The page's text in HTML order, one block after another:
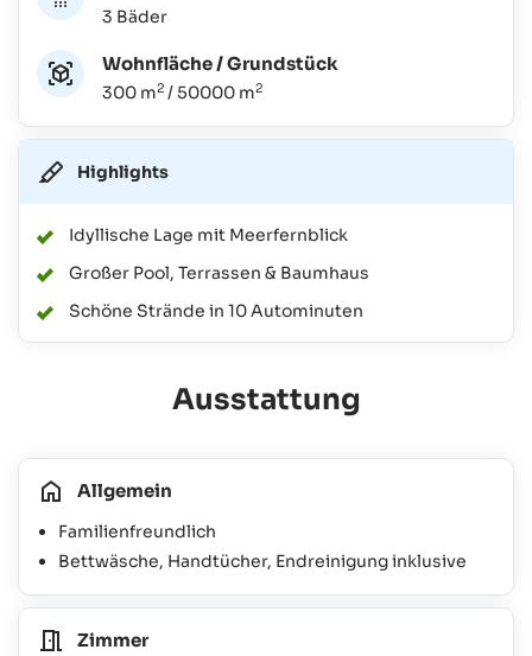
3 Bäder
Wohnfläche / Grundstück
300 m2 / 50000 m2
Highlights
Idyllische Lage mit Meerfernblick
Großer Pool, Terrassen & Baumhaus
Schöne Strände in 10 Autominuten
Ausstattung
Allgemein
Familienfreundlich
Bettwäsche, Handtücher, Endreinigung inklusive
Zimmer